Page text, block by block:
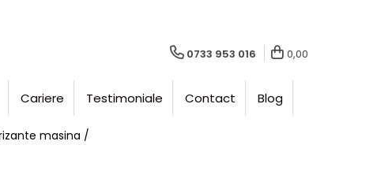
0733 953 016 0,00
Cariere Testimoniale Contact Blog
masina /